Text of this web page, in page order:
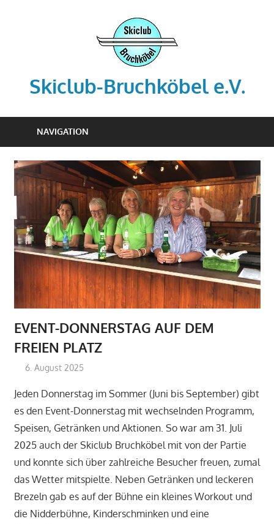
Skiclub-Bruchköbel e.V.
bruchkoebel.de
NAVIGATION
EVENT-DONNERSTAG AUF DEM
FREIEN PLATZ
6. August 2025
Jeden Donnerstag im Sommer (Juni bis September) gibt
es den Event-Donnerstag mit wechselnden Programm,
Speisen, Getränken und Aktionen. So war am 31. Juli
2025 auch der Skiclub Bruchköbel mit von der Partie
und konnte sich über zahlreiche Besucher freuen, zumal
das Wetter mitspielte. Neben Getränken und leckeren
Brezeln gab es auf der Bühne ein kleines Workout und
die Nidderbühne, Kinderschminken und eine